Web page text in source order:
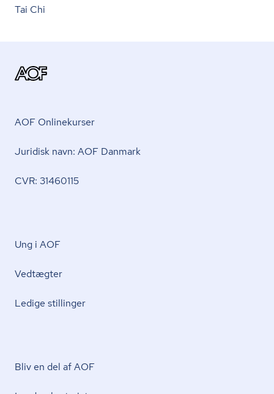
Tai Chi
AOF Onlinekurser
Juridisk navn: AOF Danmark
CVR: 31460115
Ung i AOF
Vedtægter
Ledige stillinger
Bliv en del af AOF